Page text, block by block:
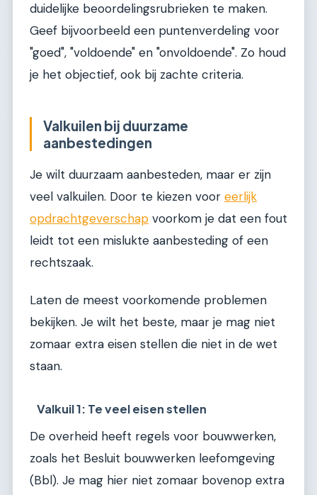
duidelijke beoordelingsrubrieken te maken.
Geef bijvoorbeeld een puntenverdeling voor
"goed", "voldoende" en "onvoldoende". Zo houd
je het objectief, ook bij zachte criteria.
Valkuilen bij duurzame
aanbestedingen
Je wilt duurzaam aanbesteden, maar er zijn
veel valkuilen. Door te kiezen voor eerlijk
opdrachtgeverschap voorkom je dat een fout
leidt tot een mislukte aanbesteding of een
rechtszaak.
Laten de meest voorkomende problemen
bekijken. Je wilt het beste, maar je mag niet
zomaar extra eisen stellen die niet in de wet
staan.
Valkuil 1: Te veel eisen stellen
De overheid heeft regels voor bouwwerken,
zoals het Besluit bouwwerken leefomgeving
(Bbl). Je mag hier niet zomaar bovenop extra